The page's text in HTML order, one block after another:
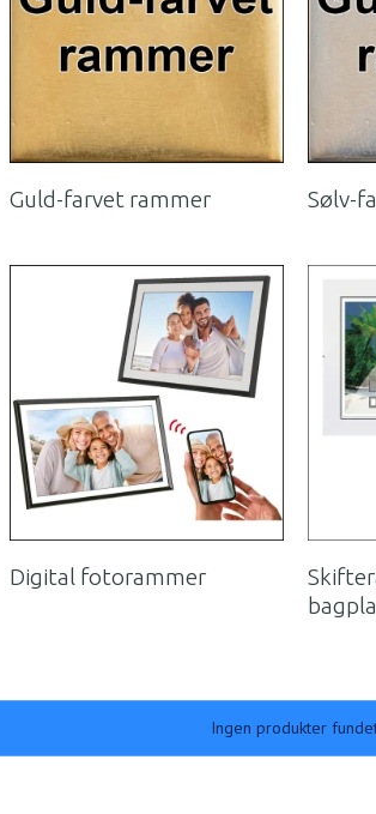
Guld-farvet rammer Sølv-
Digital fotorammer
Ingen produkter